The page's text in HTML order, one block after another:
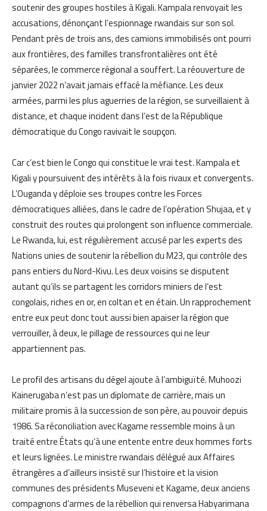
soutenir des groupes hostiles à Kigali. Kampala renvoyait les
accusations, dénonçant l’espionnage rwandais sur son sol.
Pendant près de trois ans, des camions immobilisés ont pourri
aux frontières, des familles transfrontalières ont été
séparées, le commerce régional a souffert. La réouverture de
janvier 2022 n’avait jamais effacé la méfiance. Les deux
armées, parmi les plus aguerries de la région, se surveillaient à
distance, et chaque incident dans l’est de la République
démocratique du Congo ravivait le soupçon.
Car c’est bien le Congo qui constitue le vrai test. Kampala et
Kigali y poursuivent des intérêts à la fois rivaux et convergents.
L’Ouganda y déploie ses troupes contre les Forces
démocratiques alliées, dans le cadre de l’opération Shujaa, et y
construit des routes qui prolongent son influence commerciale.
Le Rwanda, lui, est régulièrement accusé par les experts des
Nations unies de soutenir la rébellion du M23, qui contrôle des
pans entiers du Nord-Kivu. Les deux voisins se disputent
autant qu’ils se partagent les corridors miniers de l’est
congolais, riches en or, en coltan et en étain. Un rapprochement
entre eux peut donc tout aussi bien apaiser la région que
verrouiller, à deux, le pillage de ressources qui ne leur
appartiennent pas.
Le profil des artisans du dégel ajoute à l’ambiguïté. Muhoozi
Kainerugaba n’est pas un diplomate de carrière, mais un
militaire promis à la succession de son père, au pouvoir depuis
1986. Sa réconciliation avec Kagame ressemble moins à un
traité entre États qu’à une entente entre deux hommes forts
et leurs lignées. Le ministre rwandais délégué aux Affaires
étrangères a d’ailleurs insisté sur l’histoire et la vision
communes des présidents Museveni et Kagame, deux anciens
compagnons d’armes de la rébellion qui renversa Habyarimana